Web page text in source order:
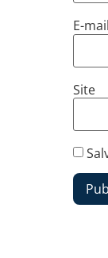
E-mail
Site